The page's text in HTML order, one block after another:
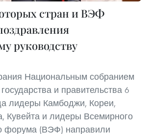
стран и ВЭФ
руководству
Национальным собранием
и правительства 6
лидеры Камбоджи, Кореи,
Кувейта и лидеры Всемирного
форума (ВЭФ) направили